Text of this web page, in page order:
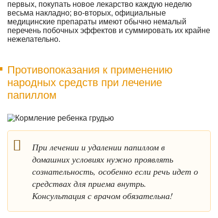
первых, покупать новое лекарство каждую неделю
весьма накладно; во-вторых, официальные
медицинские препараты имеют обычно немалый
перечень побочных эффектов и суммировать их крайне
нежелательно.
Противопоказания к применению
народных средств при лечение
папиллом
При лечении и удалении папиллом в
домашних условиях нужно проявлять
сознательность, особенно если речь идет о
средствах для приема внутрь.
Консультация с врачом обязательна!